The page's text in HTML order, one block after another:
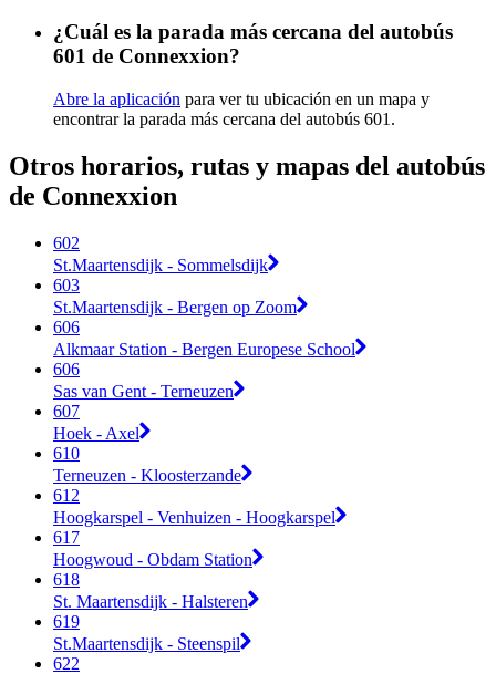
¿Cuál es la parada más cercana del autobús
601 de Connexxion?
Abre la aplicación para ver tu ubicación en un mapa y
encontrar la parada más cercana del autobús 601.
Otros horarios, rutas y mapas del autobús
de Connexxion
602
St.Maartensdijk - Sommelsdijk
603
St.Maartensdijk - Bergen op Zoom
606
Alkmaar Station - Bergen Europese School
606
Sas van Gent - Terneuzen
607
Hoek - Axel
610
Terneuzen - Kloosterzande
612
Hoogkarspel - Venhuizen - Hoogkarspel
617
Hoogwoud - Obdam Station
618
St. Maartensdijk - Halsteren
619
St.Maartensdijk - Steenspil
622